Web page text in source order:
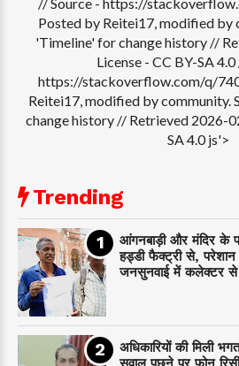
Posted by Reitei17, modified by
'Timeline' for change history //
License - CC BY-SA 4.0
https://stackoverflow.com/q/
Reitei17, modified by community.
change history // Retrieved 2026-
SA 4.0 js'>
Trending
आंगनबाड़ी और मंदिर के
हड्डी फैक्ट्री से, परेशान
जनसुनवाई में कलेक्टर से
अधिकारियों की मिली